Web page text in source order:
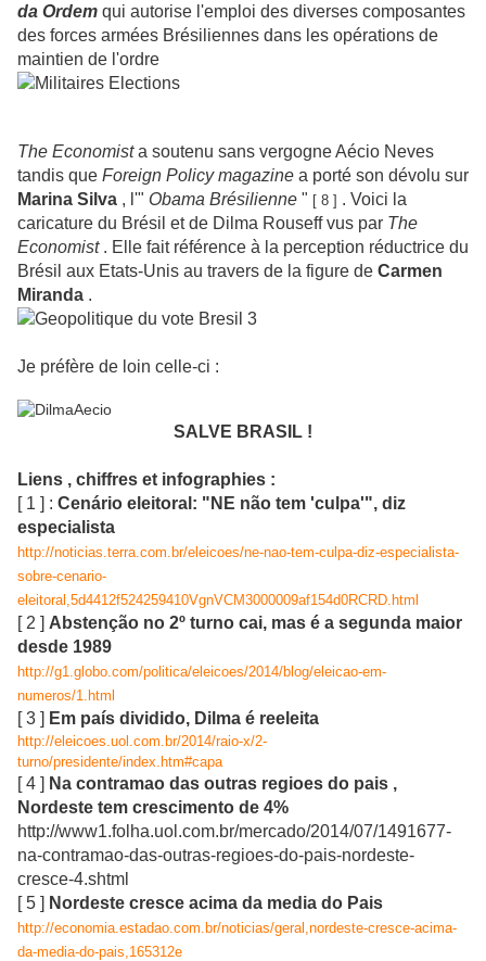
da Ordem qui autorise l'emploi des diverses composantes
des forces armées Brésiliennes dans les opérations de
maintien de l'ordre
The Economista soutenu sans vergogne Aécio Neves
tandis que Foreign Policy magazine a porté son dévolu sur
Marina Silva , l'" Obama Brésilienne " [ 8 ] . Voici la
caricature du Brésil et de Dilma Rouseff vus par The
Economist. Elle fait référence à la perception réductrice du
Brésil aux Etats-Unis au travers de la figure de Carmen
Miranda .
Je préfère de loin celle-ci :
SALVE BRASIL !
Liens , chiffres et infographies :
[ 1 ] : Cenário eleitoral: "NE não tem 'culpa'", diz
especialista
http://noticias.terra.com.br/eleicoes/ne-nao-tem-culpa-diz-especialista-
sobre-cenario-
eleitoral,5d4412f524259410VgnVCM3000009af154d0RCRD.html
[ 2 ] Abstenção no 2º turno cai, mas é a segunda maior
desde 1989
http://g1.globo.com/politica/eleicoes/2014/blog/eleicao-em-
numeros/1.html
[ 3 ] Em país dividido, Dilma é reeleita
http://eleicoes.uol.com.br/2014/raio-x/2-
turno/presidente/index.htm#capa
[ 4 ] Na contramao das outras regioes do pais ,
Nordeste tem crescimento de 4%
http://www1.folha.uol.com.br/mercado/2014/07/1491677-
na-contramao-das-outras-regioes-do-pais-nordeste-
cresce-4.shtml
[ 5 ] Nordeste cresce acima da media do Pais
http://economia.estadao.com.br/noticias/geral,nordeste-cresce-acima-
da-media-do-pais,165312e